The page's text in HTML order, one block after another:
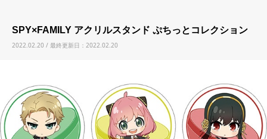
SPY×FAMILY アクリルスタンド ぷちっとコレクション
2022.02.20 / 最終更新日：2022.02.20